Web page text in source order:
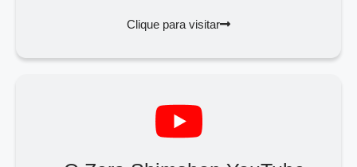
Clique para visitar